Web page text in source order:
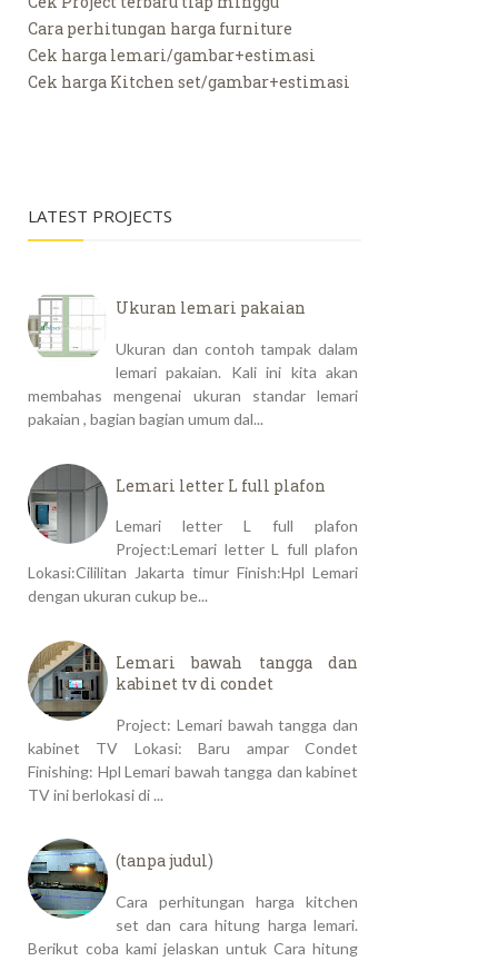
Cara perhitungan harga furniture
Cek harga lemari/gambar+estimasi
Cek harga Kitchen set/gambar+estimasi
LATEST PROJECTS
Ukuran lemari pakaian
Ukuran dan contoh tampak dalam
lemari pakaian. Kali ini kita akan
membahas mengenai ukuran standar lemari
pakaian , bagian bagian umum dal...
Lemari letter L full plafon
Lemari letter L full plafon
Project:Lemari letter L full plafon
Lokasi:Cililitan Jakarta timur Finish:Hpl Lemari
dengan ukuran cukup be...
Lemari bawah tangga dan
kabinet tv di condet
Project: Lemari bawah tangga dan
kabinet TV Lokasi: Baru ampar Condet
Finishing: Hpl Lemari bawah tangga dan kabinet
TV ini berlokasi di ...
(tanpa judul)
Cara perhitungan harga kitchen
set dan cara hitung harga lemari.
Berikut coba kami jelaskan untuk Cara hitung